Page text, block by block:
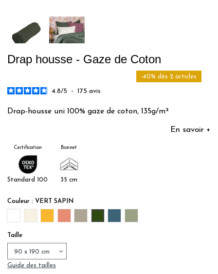
Drap housse - Gaze de Coton
-40% dès 2 articles
4.8/5 - 175 avis
Drap-housse uni 100% gaze de coton, 135g/m²
En savoir +
Certification
Standard 100
Bonnet
35 cm
Couleur : VERT SAPIN
Taille
Guide des tailles